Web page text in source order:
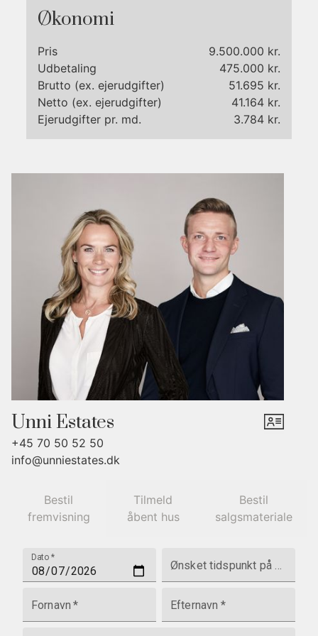
Økonomi
Pris
9.500.000 kr.
Udbetaling
475.000 kr.
Brutto (ex. ejerudgifter)
51.695 kr.
Netto (ex. ejerudgifter)
41.164 kr.
Ejerudgifter pr. md.
3.784 kr.
Unni Estates
+45 70 50 52 50
info@unniestates.dk
Bestil
fremvisning
Tilmeld
åbent hus
Bestil
salgsmateriale
Dato *
Ønsket tidspunkt på dagen
Fornavn * Efternavn *